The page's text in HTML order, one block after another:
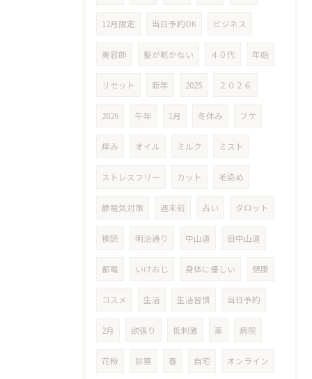
12月限定 当日予約OK ビジネス
美容師 髪が乾かない ４０代 年始
リセット 新年 2025 ２０２６
2026 午年 1月 冬休み フケ
痒み オイル ミルク ミスト
ストレスフリー カット 毛染め
静電気対策 週末前 占い タロット
積読 明治通り 中山道 旧中山道
都電 いけおじ 身体に優しい 健康
コスメ 生活 生活習慣 当日予約
2月 欲張り 低刺激 薬 病院
花粉 診察 春 自宅 オンライン